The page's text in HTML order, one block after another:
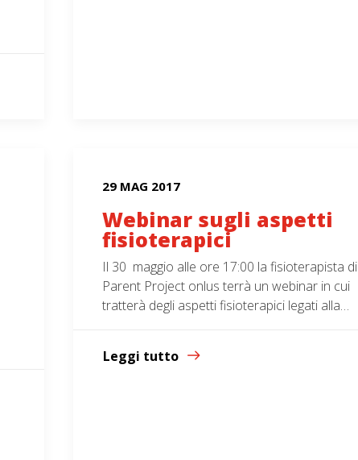
29 MAG 2017
Webinar sugli aspetti
fisioterapici
Il 30 maggio alle ore 17:00 la fisioterapista di
Parent Project onlus terrà un webinar in cui
tratterà degli aspetti fisioterapici legati alla…
Leggi tutto